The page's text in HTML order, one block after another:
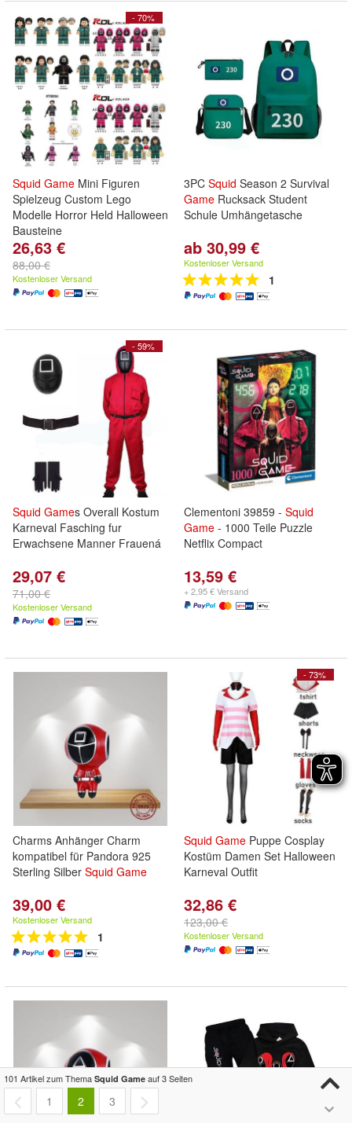
- 70%
Squid Game Mini Figuren
Spielzeug Custom Lego
Modelle Horror Held Halloween
Bausteine
26,63 €
88,00 €
Kostenloser Versand
3PC Squid Season 2 Survival
Game Rucksack Student
Schule Umhängetasche
ab 30,99 €
Kostenloser Versand
1
- 59%
Squid Games Overall Kostum
Karneval Fasching fur
Erwachsene Manner Frauená
29,07 €
71,00 €
Kostenloser Versand
Clementoni 39859 - Squid
Game - 1000 Teile Puzzle
Netflix Compact
13,59 €
+ 2,95 € Versand
Charms Anhänger Charm
kompatibel für Pandora 925
Sterling Silber Squid Game
39,00 €
Kostenloser Versand
1
- 73%
Squid Game Puppe Cosplay
Kostüm Damen Set Halloween
Karneval Outfit
32,86 €
123,00 €
Kostenloser Versand
101 Artikel zum Thema Squid Game auf 3 Seiten
1 2 3